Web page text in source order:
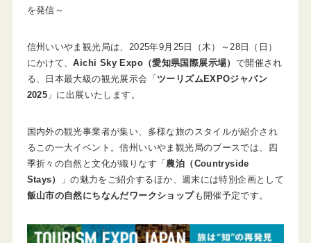
を発信～
信州いいやま観光局は、2025年9月25日（木）～28日（日）
にかけて、Aichi Sky Expo（愛知県国際展示場） で開催され
る、日本最大級の観光展示会「 ツーリズムEXPOジャパン
2025 」に出展いたします。
国内外の観光事業者が集い、多様な旅のスタイルが紹介され
るこの一大イベント。信州いいやま観光局のブースでは、四
季折々の自然と文化が織りなす「農泊（Countryside
Stays）
」の魅力をご紹介するほか、週末には特別企画として
飯山市の自然にちなんだワークショップも開催予定です。